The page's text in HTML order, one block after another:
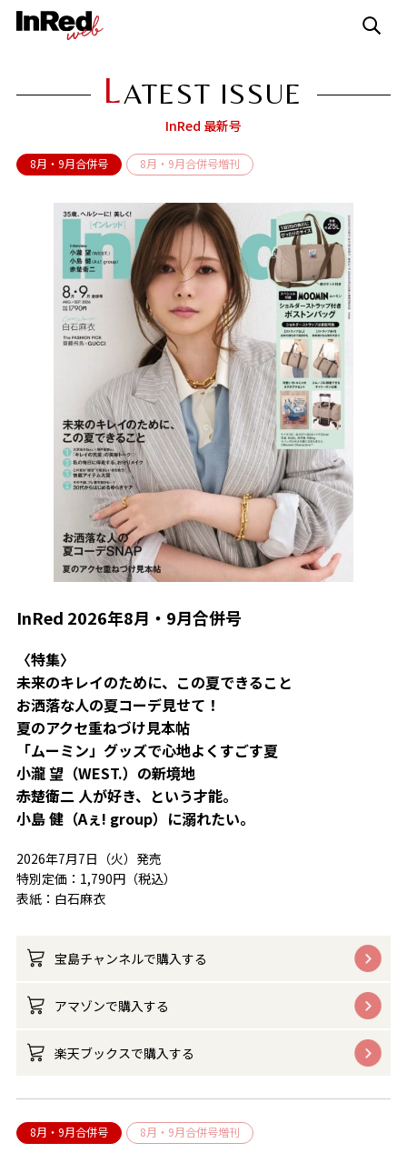
InRed 最新号
LATEST ISSUE
8月・9月合併号 8月・9月合併号増刊
InRed 2026年8月・9月合併号
〈特集〉
未来のキレイのために、この夏できること
お洒落な人の夏コーデ見せて！
夏のアクセ重ねづけ見本帖
「ムーミン」グッズで心地よくすごす夏
小瀧 望（WEST.）の新境地
赤楚衛二 人が好き、という才能。
小島 健（Aぇ! group）に溺れたい。
2026年7月7日（火）発売
特別定価：1,790円（税込）
表紙：白石麻衣
宝島チャンネルで購入する
アマゾンで購入する
楽天ブックスで購入する
8月・9月合併号 8月・9月合併号増刊